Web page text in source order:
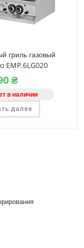
гриль газовый
EMP.6LG020
₴
в наличии
далее